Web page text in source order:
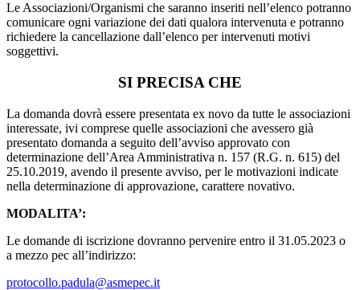
Le Associazioni/Organismi che saranno inseriti nell’elenco potranno
comunicare ogni variazione dei dati qualora intervenuta e potranno
richiedere la cancellazione dall’elenco per intervenuti motivi
soggettivi.
SI PRECISA CHE
La domanda dovrà essere presentata ex novo da tutte le associazioni
interessate, ivi comprese quelle associazioni che avessero già
presentato domanda a seguito dell’avviso approvato con
determinazione dell’Area Amministrativa n. 157 (R.G. n. 615) del
25.10.2019, avendo il presente avviso, per le motivazioni indicate
nella determinazione di approvazione, carattere novativo.
MODALITA’:
Le domande di iscrizione dovranno pervenire entro il 31.05.2023 o
a mezzo pec all’indirizzo:
protocollo.padula@asmepec.it